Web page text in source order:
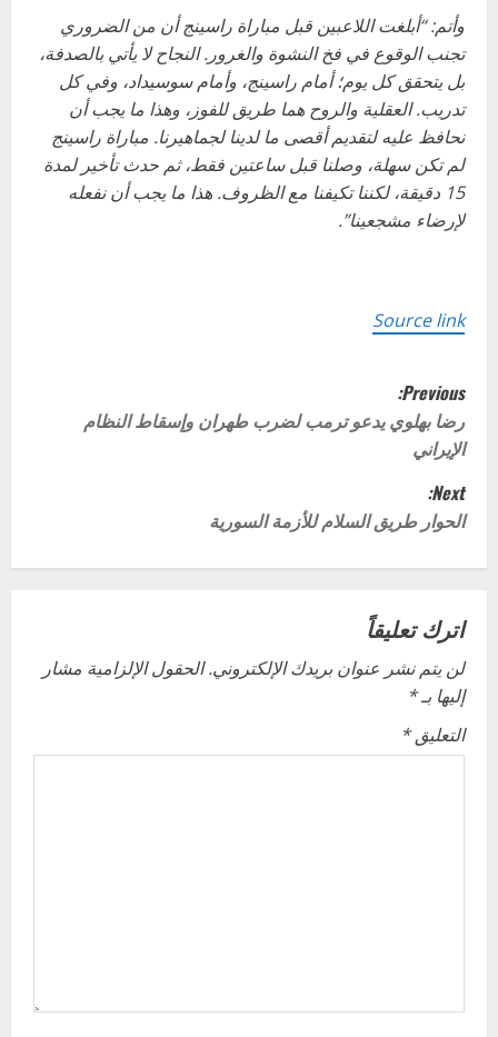
وأتم: “أبلغت اللاعبين قبل مباراة راسينج أن من الضروري
تجنب الوقوع في فخ النشوة والغرور. النجاح لا يأتي بالصدفة،
بل يتحقق كل يوم؛ أمام راسينج، وأمام سوسيداد، وفي كل
تدريب. العقلية والروح هما طريق للفوز، وهذا ما يجب أن
نحافظ عليه لتقديم أقصى ما لدينا لجماهيرنا. مباراة راسينج
لم تكن سهلة، وصلنا قبل ساعتين فقط، ثم حدث تأخير لمدة
15 دقيقة، لكننا تكيفنا مع الظروف. هذا ما يجب أن نفعله
لإرضاء مشجعينا”.
Source link
P
o
s
t
n
a
v
i
g
Previous:
رضا بهلوي يدعو ترمب لضرب طهران وإسقاط النظام
الإيراني
Next:
الحوار طريق السلام للأزمة السورية
اترك تعليقاً
لن يتم نشر عنوان بريدك الإلكتروني. الحقول الإلزامية مشار
إليها بـ*
التعليق*